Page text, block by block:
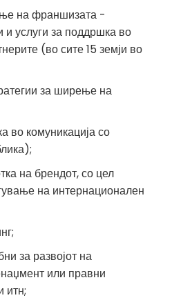
на франшизата -
и услуги за поддршка во
(во сите 15 земји во
за ширење на
во комуникација со
на брендот, со цел
на интернационален
за развојот на
или правни
итн;